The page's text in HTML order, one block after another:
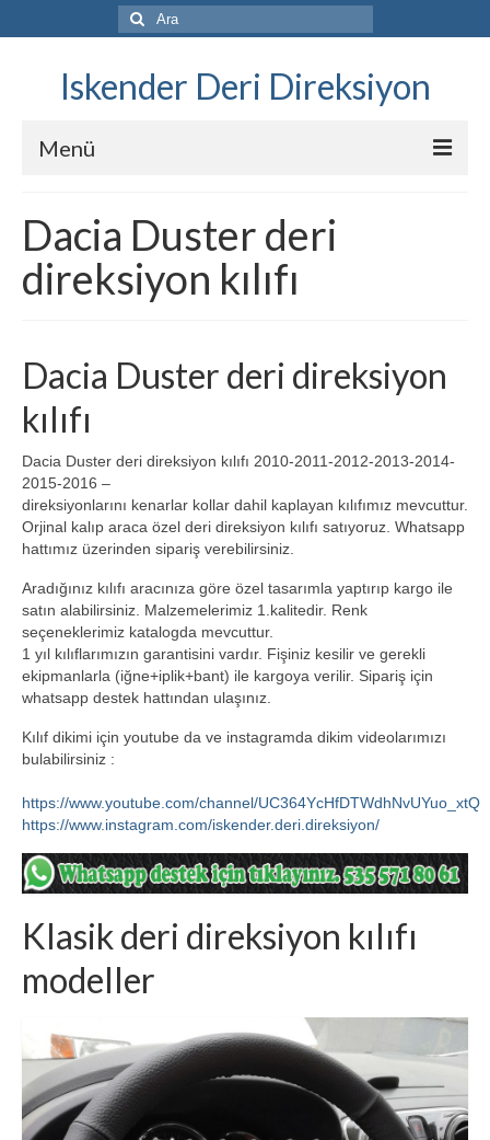
Şunu
ara:
Iskender Deri Direksiyon
Menü
Komple kaplama
Kılıf Satış
Once ve Sonra
Fiyat Listesi
Videolar
Hakkımızda Bilgiler
Dacia Duster deri
direksiyon kılıfı
Dacia Duster deri direksiyon
kılıfı
Dacia Duster deri direksiyon kılıfı 2010-2011-2012-2013-2014-
2015-2016 –
direksiyonlarını kenarlar kollar dahil kaplayan kılıfımız mevcuttur.
Orjinal kalıp araca özel deri direksiyon kılıfı satıyoruz. Whatsapp
hattımız üzerinden sipariş verebilirsiniz.
Aradığınız kılıfı aracınıza göre özel tasarımla yaptırıp kargo ile
satın alabilirsiniz. Malzemelerimiz 1.kalitedir. Renk
seçeneklerimiz katalogda mevcuttur.
1 yıl kılıflarımızın garantisini vardır. Fişiniz kesilir ve gerekli
ekipmanlarla (iğne+iplik+bant) ile kargoya verilir. Sipariş için
whatsapp destek hattından ulaşınız.
Kılıf dikimi için youtube da ve instagramda dikim videolarımızı
bulabilirsiniz :
https://www.youtube.com/channel/UC364YcHfDTWdhNvUYuo_xtQ
https://www.instagram.com/iskender.deri.direksiyon/
Klasik deri direksiyon kılıfı
modeller